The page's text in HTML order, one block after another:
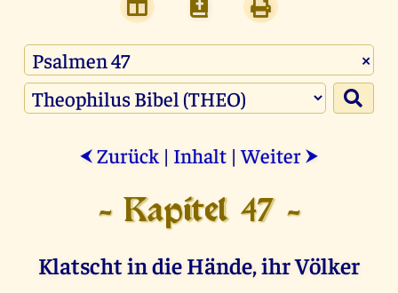
×
⮜ Zurück | Inhalt |Weiter ⮞
- Kapitel 47 -
Klatscht in die Hände, ihr Völker